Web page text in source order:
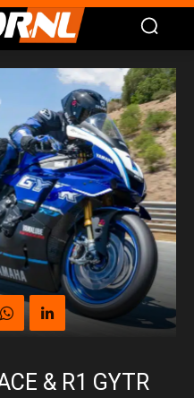
& R1 GYTR